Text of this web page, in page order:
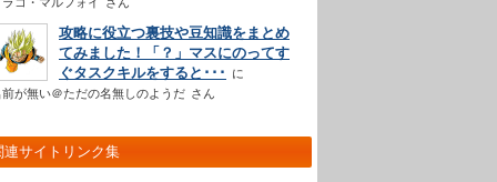
攻略に役立つ裏技や豆知識をまとめ
てみました！「？」マスにのってす
ぐタスクキルをすると･･･
前が無い＠ただの名無しのようだ さん
連サイトリンク集